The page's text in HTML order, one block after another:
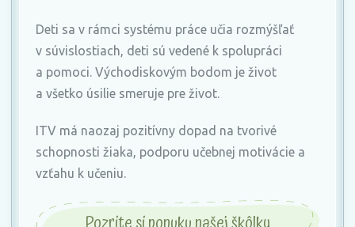
Deti sa v rámci systému práce učia rozmýšľať
v súvislostiach, deti sú vedené k spolupráci
a pomoci. Východiskovým bodom je život
a všetko úsilie smeruje pre život.
ITV má naozaj pozitívny dopad na tvorivé
schopnosti žiaka, podporu učebnej motivácie a
vzťahu k učeniu.